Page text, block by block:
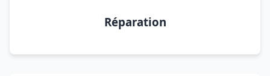
Réparation